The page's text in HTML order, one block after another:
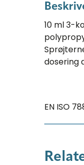
10 ml 3-
dosering
EN ISO